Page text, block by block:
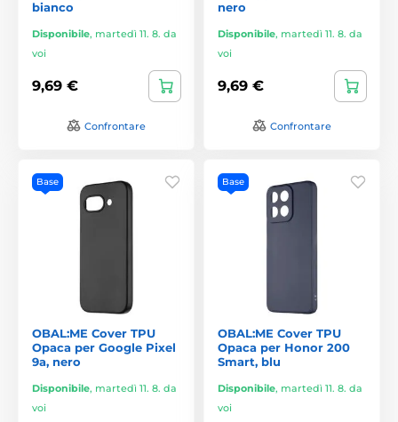
bianco
Disponibile, martedì 11. 8. da
voi
9,69 €
Confrontare
nero
Disponibile, martedì 11. 8. da
voi
9,69 €
Confrontare
Base
OBAL:ME Cover TPU
Opaca per Google Pixel
9a, nero
Disponibile, martedì 11. 8. da
voi
Base
OBAL:ME Cover TPU
Opaca per Honor 200
Smart, blu
Disponibile, martedì 11. 8. da
voi